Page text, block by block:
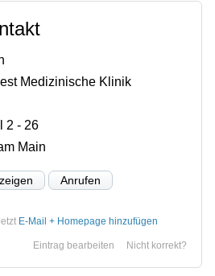
Medizinische Klinik
2 - 26
Main
Anrufen
E-Mail + Homepage hinzufügen
Nicht korrekt?
Eintrag bearbeiten